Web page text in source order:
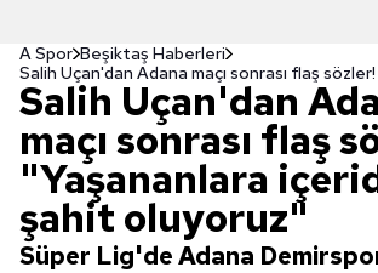
A Spor Beşiktaş Haberleri
Salih Uçan'dan
maçı sonrası flaş
"Yaşananlara
şahit oluyoruz"
Süper Lig'de Adana